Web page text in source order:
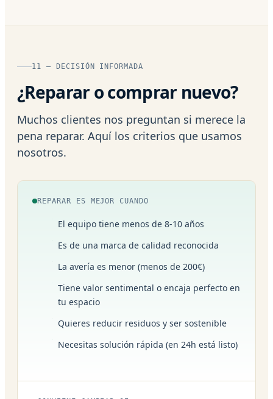
11 — DECISIÓN INFORMADA
¿Reparar o comprar nuevo?
Muchos clientes nos preguntan si merece la
pena reparar. Aquí los criterios que usamos
nosotros.
REPARAR ES MEJOR CUANDO
El equipo tiene menos de 8-10 años
Es de una marca de calidad reconocida
La avería es menor (menos de 200€)
Tiene valor sentimental o encaja perfecto en
tu espacio
Quieres reducir residuos y ser sostenible
Necesitas solución rápida (en 24h está listo)